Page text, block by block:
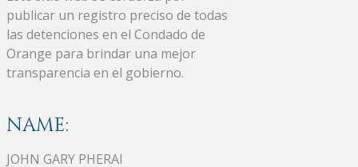
publicar un registro preciso de todas
las detenciones en el Condado de
Orange para brindar una mejor
transparencia en el gobierno.
NAME:
JOHN GARY PHERAI